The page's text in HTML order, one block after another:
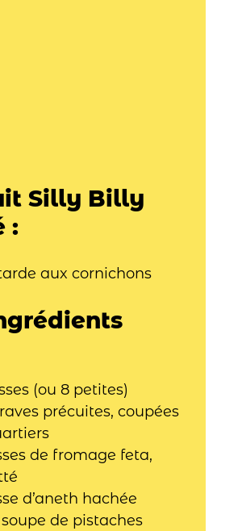
Silly Billy
:
aux cornichons
(ou 8 petites)
précuites, coupées
de fromage feta,
d’aneth hachée
soupe de pistaches